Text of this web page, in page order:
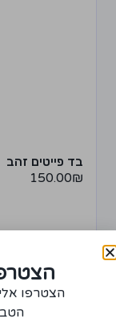
בד פייטים זהב
150.00₪
+
מידע נוסף
הצטרפו